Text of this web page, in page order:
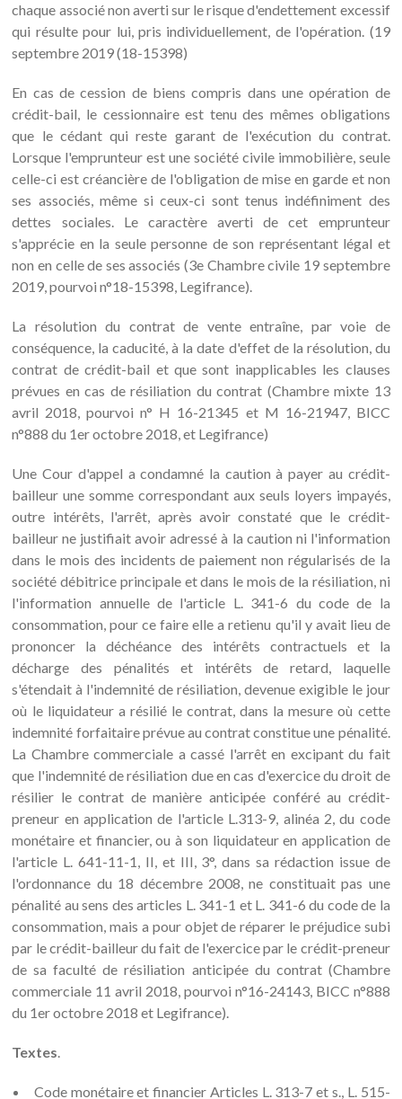
chaque associé non averti sur le risque d'endettement excessif
qui résulte pour lui, pris individuellement, de l'opération. (19
septembre 2019 (18-15398)
En cas de cession de biens compris dans une opération de
crédit-bail, le cessionnaire est tenu des mêmes obligations
que le cédant qui reste garant de l'exécution du contrat.
Lorsque l'emprunteur est une société civile immobilière, seule
celle-ci est créancière de l'obligation de mise en garde et non
ses associés, même si ceux-ci sont tenus indéfiniment des
dettes sociales. Le caractère averti de cet emprunteur
s'apprécie en la seule personne de son représentant légal et
non en celle de ses associés (3e Chambre civile 19 septembre
2019, pourvoi n°18-15398, Legifrance).
La résolution du contrat de vente entraîne, par voie de
conséquence, la caducité, à la date d'effet de la résolution, du
contrat de crédit-bail et que sont inapplicables les clauses
prévues en cas de résiliation du contrat (Chambre mixte 13
avril 2018, pourvoi n° H 16-21345 et M 16-21947, BICC
n°888 du 1er octobre 2018, et Legifrance)
Une Cour d'appel a condamné la caution à payer au crédit-
bailleur une somme correspondant aux seuls loyers impayés,
outre intérêts, l'arrêt, après avoir constaté que le crédit-
bailleur ne justifiait avoir adressé à la caution ni l'information
dans le mois des incidents de paiement non régularisés de la
société débitrice principale et dans le mois de la résiliation, ni
l'information annuelle de l'article L. 341-6 du code de la
consommation, pour ce faire elle a retienu qu'il y avait lieu de
prononcer la déchéance des intérêts contractuels et la
décharge des pénalités et intérêts de retard, laquelle
s'étendait à l'indemnité de résiliation, devenue exigible le jour
où le liquidateur a résilié le contrat, dans la mesure où cette
indemnité forfaitaire prévue au contrat constitue une pénalité.
La Chambre commerciale a cassé l'arrêt en excipant du fait
que l'indemnité de résiliation due en cas d'exercice du droit de
résilier le contrat de manière anticipée conféré au crédit-
preneur en application de l'article L.313-9, alinéa 2, du code
monétaire et financier, ou à son liquidateur en application de
l'article L. 641-11-1, II, et III, 3°, dans sa rédaction issue de
l'ordonnance du 18 décembre 2008, ne constituait pas une
pénalité au sens des articles L. 341-1 et L. 341-6 du code de la
consommation, mais a pour objet de réparer le préjudice subi
par le crédit-bailleur du fait de l'exercice par le crédit-preneur
de sa faculté de résiliation anticipée du contrat (Chambre
commerciale 11 avril 2018, pourvoi n°16-24143, BICC n°888
du 1er octobre 2018 et Legifrance).
Textes.
Code monétaire et financier Articles L. 313-7 et s., L. 515-